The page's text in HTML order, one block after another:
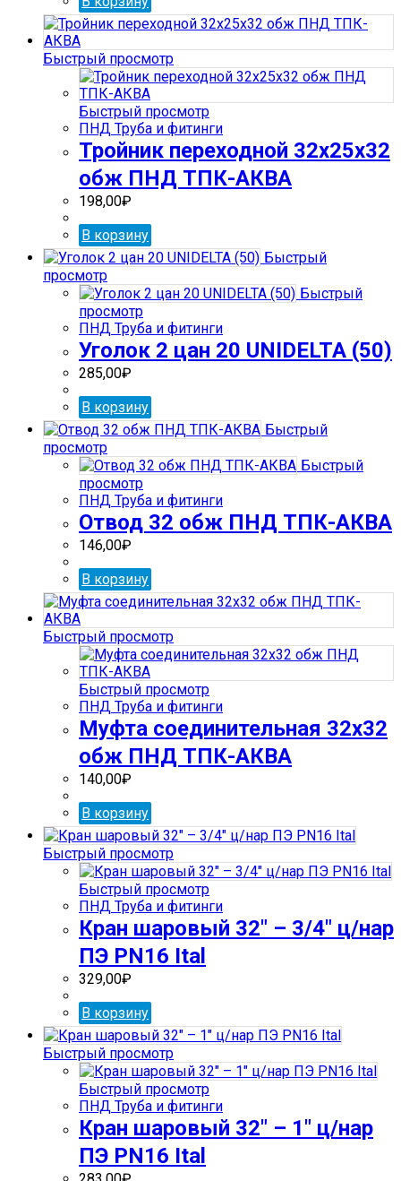
Быстрый просмотр
Быстрый просмотр
ПНД Труба и фитинги
Тройник переходной 32х25х32
обж ПНД ТПК-АКВА
198,00₽
В корзину
Быстрый
просмотр
Быстрый
просмотр
ПНД Труба и фитинги
Уголок 2 цан 20 UNIDELTA (50)
285,00₽
В корзину
Быстрый
просмотр
Быстрый
просмотр
ПНД Труба и фитинги
Отвод 32 обж ПНД ТПК-АКВА
146,00₽
В корзину
Быстрый просмотр
Быстрый просмотр
ПНД Труба и фитинги
Муфта соединительная 32х32
обж ПНД ТПК-АКВА
140,00₽
В корзину
Быстрый просмотр
Быстрый просмотр
ПНД Труба и фитинги
Кран шаровый 32″ – 3/4″ ц/нар
ПЭ PN16 Ital
329,00₽
В корзину
Быстрый просмотр
Быстрый просмотр
ПНД Труба и фитинги
Кран шаровый 32″ – 1″ ц/нар
ПЭ PN16 Ital